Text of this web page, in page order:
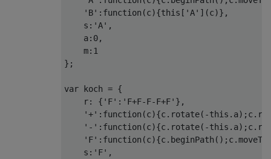
    'B':function(c){this['A'](c)},
    s:'A',
    a:0,
    m:1
};
var koch = {
    r: {'F':'F+F-F-F+F'},
'+':function(c){c.rotate(-
'-':function(c){c.rotate(-
    s:'F',